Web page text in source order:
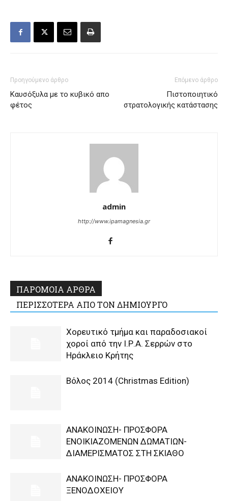
Προηγούμενο άρθρο
Καυσόξυλα με το κυβικό απο
φέτος
Επόμενο άρθρο
Πιστοποιητικό
στρατολογικής κατάστασης
admin
http://www.ipamagnesia.gr
ΠΑΡΟΜΟΙΑ ΑΡΘΡΑ
ΠΕΡΙΣΣΟΤΕΡΑ ΑΠΟ ΤΟΝ ΔΗΜΙΟΥΡΓΟ
Χορευτικό τμήμα και παραδοσιακοί
χοροί από την Ι.Ρ.Α. Σερρών στο
Ηράκλειο Κρήτης
Βόλος 2014 (Christmas Edition)
ΑΝΑΚΟΙΝΩΣΗ- ΠΡΟΣΦΟΡΑ
ΕΝΟΙΚΙΑΖΟΜΕΝΩΝ ΔΩΜΑΤΙΩΝ-
ΔΙΑΜΕΡΙΣΜΑΤΟΣ ΣΤΗ ΣΚΙΑΘΟ
ΑΝΑΚΟΙΝΩΣΗ- ΠΡΟΣΦΟΡΑ
ΞΕΝΟΔΟΧΕΙΟΥ